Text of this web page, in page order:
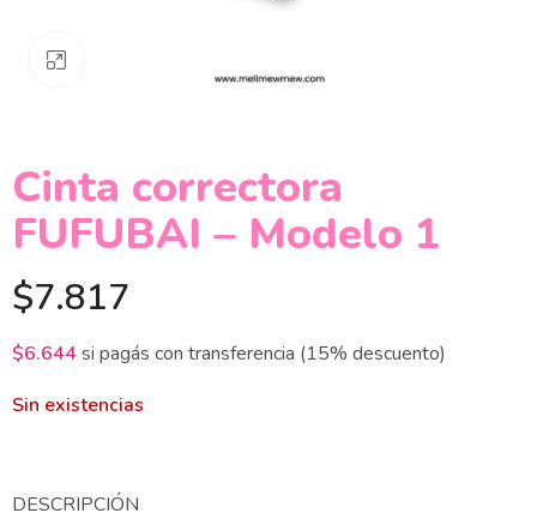
Cinta correctora
FUFUBAI – Modelo 1
$7.817
$6.644si pagás con transferencia (15% descuento)
Sin existencias
DESCRIPCIÓN